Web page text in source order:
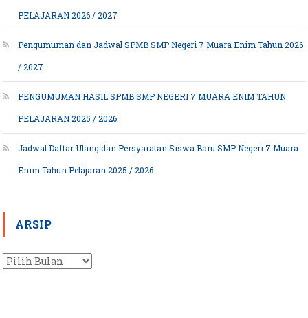
PELAJARAN 2026 / 2027
Pengumuman dan Jadwal SPMB SMP Negeri 7 Muara Enim Tahun 2026
/ 2027
PENGUMUMAN HASIL SPMB SMP NEGERI 7 MUARA ENIM TAHUN
PELAJARAN 2025 / 2026
Jadwal Daftar Ulang dan Persyaratan Siswa Baru SMP Negeri 7 Muara
Enim Tahun Pelajaran 2025 / 2026
ARSIP
Arsip